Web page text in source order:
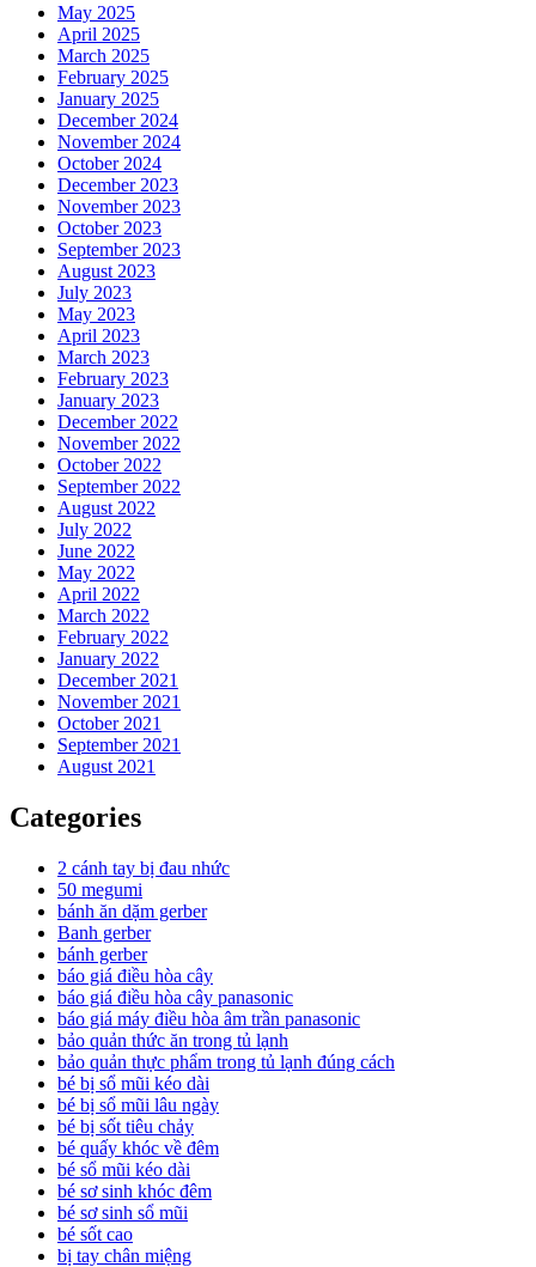
May 2025
April 2025
March 2025
February 2025
January 2025
December 2024
November 2024
October 2024
December 2023
November 2023
October 2023
September 2023
August 2023
July 2023
May 2023
April 2023
March 2023
February 2023
January 2023
December 2022
November 2022
October 2022
September 2022
August 2022
July 2022
June 2022
May 2022
April 2022
March 2022
February 2022
January 2022
December 2021
November 2021
October 2021
September 2021
August 2021
Categories
2 cánh tay bị đau nhức
50 megumi
bánh ăn dặm gerber
Banh gerber
bánh gerber
báo giá điều hòa cây
báo giá điều hòa cây panasonic
báo giá máy điều hòa âm trần panasonic
bảo quản thức ăn trong tủ lạnh
bảo quản thực phẩm trong tủ lạnh đúng cách
bé bị sổ mũi kéo dài
bé bị sổ mũi lâu ngày
bé bị sốt tiêu chảy
bé quấy khóc về đêm
bé sổ mũi kéo dài
bé sơ sinh khóc đêm
bé sơ sinh sổ mũi
bé sốt cao
bị tay chân miệng